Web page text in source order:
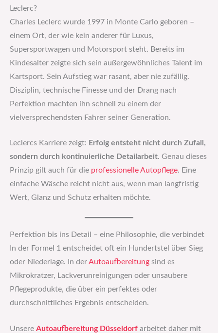
Leclerc?
Charles Leclerc wurde 1997 in Monte Carlo geboren –
einem Ort, der wie kein anderer für Luxus,
Supersportwagen und Motorsport steht. Bereits im
Kindesalter zeigte sich sein außergewöhnliches Talent im
Kartsport. Sein Aufstieg war rasant, aber nie zufällig.
Disziplin, technische Finesse und der Drang nach
Perfektion machten ihn schnell zu einem der
vielversprechendsten Fahrer seiner Generation.
Leclercs Karriere zeigt: Erfolg entsteht nicht durch Zufall,
sondern durch kontinuierliche Detailarbeit. Genau dieses
Prinzip gilt auch für die professionelle Autopflege. Eine
einfache Wäsche reicht nicht aus, wenn man langfristig
Wert, Glanz und Schutz erhalten möchte.
Perfektion bis ins Detail – eine Philosophie, die verbindet
In der Formel 1 entscheidet oft ein Hundertstel über Sieg
oder Niederlage. In der Autoaufbereitung sind es
Mikrokratzer, Lackverunreinigungen oder unsaubere
Pflegeprodukte, die über ein perfektes oder
durchschnittliches Ergebnis entscheiden.
Unsere Autoaufbereitung Düsseldorf arbeitet daher mit